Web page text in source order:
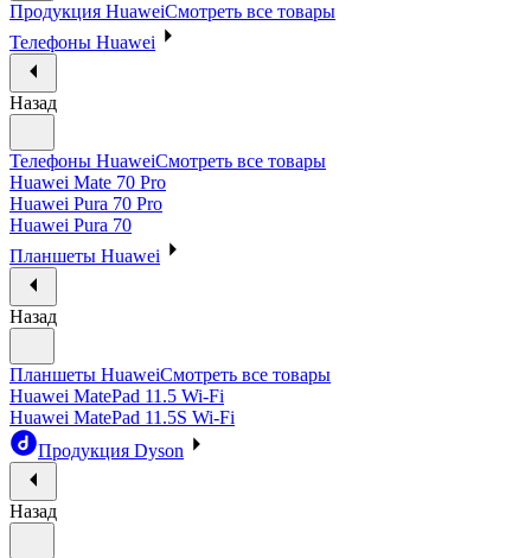
Продукция HuaweiСмотреть все товары
Телефоны Huawei
Назад
Телефоны HuaweiСмотреть все товары
Huawei Mate 70 Pro
Huawei Pura 70 Pro
Huawei Pura 70
Планшеты Huawei
Назад
Планшеты HuaweiСмотреть все товары
Huawei MatePad 11.5 Wi-Fi
Huawei MatePad 11.5S Wi-Fi
Продукция Dyson
Назад